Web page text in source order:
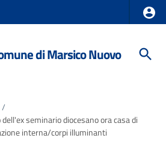
di Marsico Nuovo
/
seminario diocesano ora casa di
interna/corpi illuminanti